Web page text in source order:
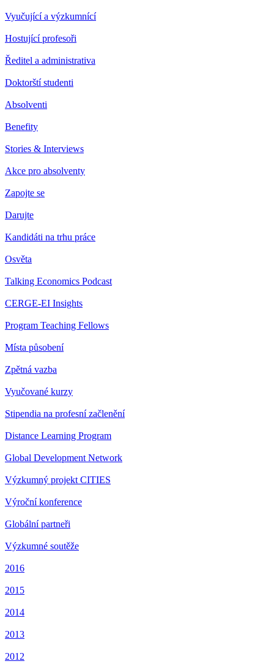
Vyučující a výzkumnící
Hostující profesoři
Ředitel a administrativa
Doktorští studenti
Absolventi
Benefity
Stories & Interviews
Akce pro absolventy
Zapojte se
Darujte
Kandidáti na trhu práce
Osvěta
Talking Economics Podcast
CERGE-EI Insights
Program Teaching Fellows
Místa působení
Zpětná vazba
Vyučované kurzy
Stipendia na profesní začlenění
Distance Learning Program
Global Development Network
Výzkumný projekt CITIES
Výroční konference
Globální partneři
Výzkumné soutěže
2016
2015
2014
2013
2012